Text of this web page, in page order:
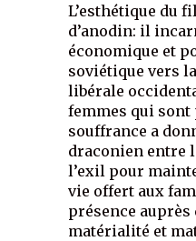
L’esthétique du
d’anodin: il
économique et
soviétique vers
libérale
femmes qui sont
souffrance a
draconien entre
l’exil pour
vie offert aux
présence auprès
matérialité et